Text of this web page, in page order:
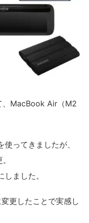
、MacBook Air（M2
ってきましたが、
ました。
更したことで実感し